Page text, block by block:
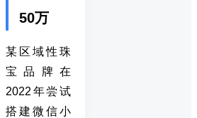
50万
某区域性珠
宝品牌在
2022年尝试
搭建微信小